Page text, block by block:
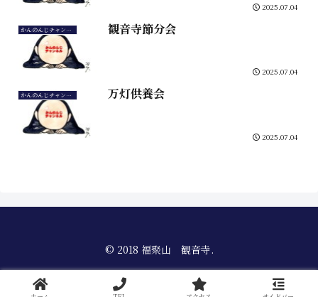
2025.07.04
かんのんじチャンネル 観音寺節分会
2025.07.04
かんのんじチャンネル 万灯供養会
2025.07.04
© 2018 福聚山 観音寺.